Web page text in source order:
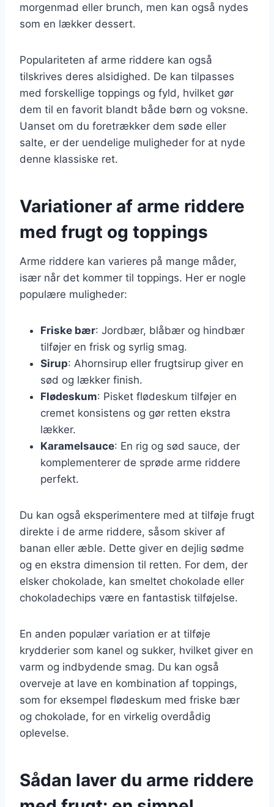
morgenmad eller brunch, men kan også nydes
som en lækker dessert.
Populariteten af arme riddere kan også
tilskrives deres alsidighed. De kan tilpasses
med forskellige toppings og fyld, hvilket gør
dem til en favorit blandt både børn og voksne.
Uanset om du foretrækker dem søde eller
salte, er der uendelige muligheder for at nyde
denne klassiske ret.
Variationer af arme riddere
med frugt og toppings
Arme riddere kan varieres på mange måder,
især når det kommer til toppings. Her er nogle
populære muligheder:
Friske bær: Jordbær, blåbær og hindbær
tilføjer en frisk og syrlig smag.
Sirup: Ahornsirup eller frugtsirup giver en
sød og lækker finish.
Flødeskum: Pisket flødeskum tilføjer en
cremet konsistens og gør retten ekstra
lækker.
Karamelsauce: En rig og sød sauce, der
komplementerer de sprøde arme riddere
perfekt.
Du kan også eksperimentere med at tilføje frugt
direkte i de arme riddere, såsom skiver af
banan eller æble. Dette giver en dejlig sødme
og en ekstra dimension til retten. For dem, der
elsker chokolade, kan smeltet chokolade eller
chokoladechips være en fantastisk tilføjelse.
En anden populær variation er at tilføje
krydderier som kanel og sukker, hvilket giver en
varm og indbydende smag. Du kan også
overveje at lave en kombination af toppings,
som for eksempel flødeskum med friske bær
og chokolade, for en virkelig overdådig
oplevelse.
Sådan laver du arme riddere